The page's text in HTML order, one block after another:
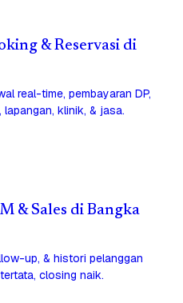
& Reservasi di
real-time, pembayaran DP,
klinik, & jasa.
& Sales di Bangka
up, & histori pelanggan
closing naik.